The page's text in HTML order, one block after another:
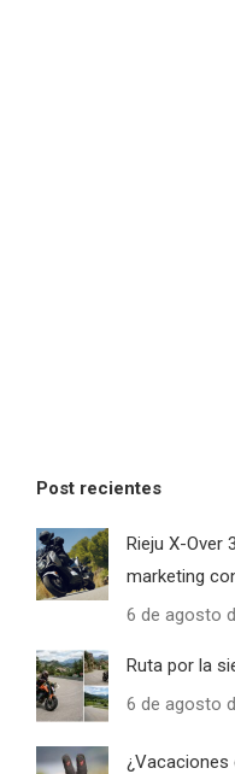
Post recientes
Rieju X-Over
marketing
6 de agosto
Ruta por la
6 de agosto